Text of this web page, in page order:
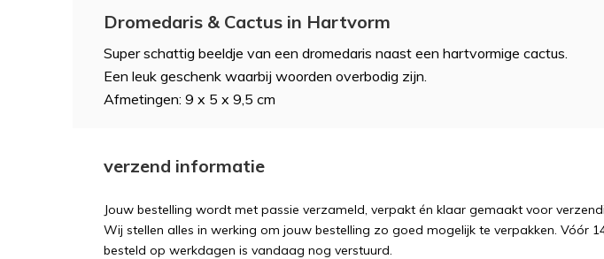
Dromedaris & Cactus in Hartvorm
Super schattig beeldje van een dromedaris naast een hartvormige cactus.
Een leuk geschenk waarbij woorden overbodig zijn.
Afmetingen: 9 x 5 x 9,5 cm
verzend informatie
Jouw bestelling wordt met passie verzameld, verpakt én klaar gemaakt voor
Wij stellen alles in werking om jouw bestelling zo goed mogelijk te verpakken. Vóór
besteld op werkdagen is vandaag nog verstuurd.